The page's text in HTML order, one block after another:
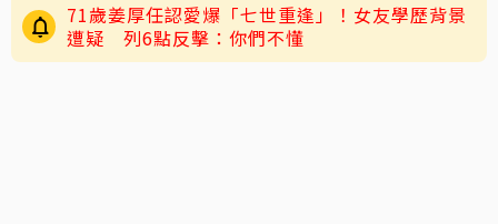
讓位王宇婕退出「神之路」 鄭仲茵深夜吐心聲
「說不難過是騙人的」